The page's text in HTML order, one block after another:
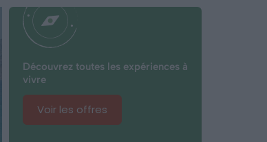
Découvrez toutes les expériences à
vivre
Voir les offres